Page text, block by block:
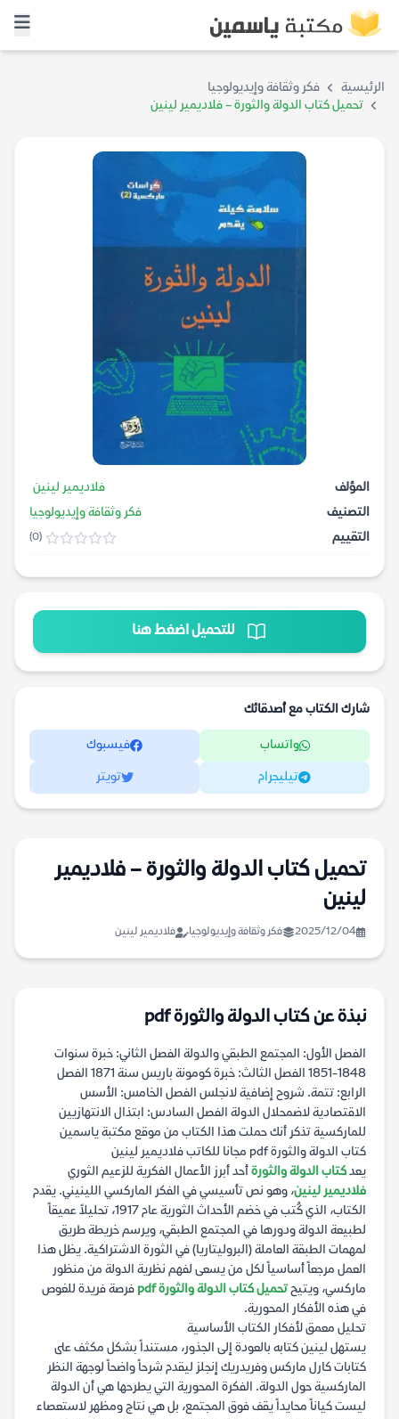
الرئيسية
فكر وثقافة وإيديولوجيا
تحميل كتاب الدولة والثورة – فلاديمير لينين
المؤلف
فلاديمير لينين
التصنيف
فكر وثقافة وإيديولوجيا
التقييم
(0)
للتحميل اضغط هنا
شارك الكتاب مع أصدقائك
واتساب فيسبوك
تيليجرام تويتر
تحميل كتاب الدولة والثورة – فلاديمير
لينين
2025/12/04 فكر وثقافة وإيديولوجيا فلاديمير لينين
نبذة عن كتاب الدولة والثورة pdf
الفصل الأول: المجتمع الطبقي والدولة الفصل الثاني: خبرة سنوات
1848-1851 الفصل الثالث: خبرة كومونة باريس سنة 1871 الفصل
الرابع: تتمة. شروح إضافية لانجلس الفصل الخامس: الأسس
الاقتصادية لاضمحلال الدولة الفصل السادس: ابتذال الانتهازيين
للماركسية تذكر أنك حملت هذا الكتاب من موقع مكتبة ياسمين
كتاب الدولة والثورة pdf مجانا للكاتب فلاديمير لينين
يعدكتاب الدولة والثورةأحد أبرز الأعمال الفكرية للزعيم الثوري
فلاديمير لينين، وهو نص تأسيسي في الفكر الماركسي اللينيني. يقدم
الكتاب، الذي كُتب في خضم الأحداث الثورية عام 1917، تحليلاً عميقاً
لطبيعة الدولة ودورها في المجتمع الطبقي، ويرسم خريطة طريق
لمهمات الطبقة العاملة (البروليتاريا) في الثورة الاشتراكية. يظل هذا
العمل مرجعاً أساسياً لكل من يسعى لفهم نظرية الدولة من منظور
ماركسي، ويتيحتحميل كتاب الدولة والثورة pdf
فرصة فريدة للغوص
في هذه الأفكار المحورية.
تحليل معمق لأفكار الكتاب الأساسية
يستهل لينين كتابه بالعودة إلى الجذور، مستنداً بشكل مكثف على
كتابات كارل ماركس وفريدريك إنجلز ليقدم شرحاً واضحاً لوجهة النظر
الماركسية حول الدولة. الفكرة المحورية التي يطرحها هي أن الدولة
ليست كياناً محايداً يقف فوق المجتمع، بل هي نتاج ومظهر لاستعصاء